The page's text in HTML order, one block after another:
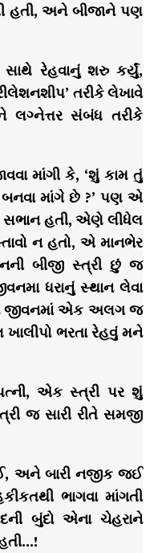
અને બીજાને પણ
રેહવાનું શરુ કર્યું,
તરીકે લેખાવે
સંબંધ તરીકે
માંગી કે, ‘શું કામ તું
બનવા માંગે છે ?’ પણ એ
સભાન હતી, એણે લીધેલ
ન હતો, એ માનભેર
બીજી સ્ત્રી છું જ
ધરાનું સ્થાન લેવા
જીવનમાં એક અલગ જ
ભરતા રેહવું મને
એક સ્ત્રી પર શું
જ સારી રીતે સમજી
અને બારી નજીક જઈ
ભાગવા માંગતી
બુંદો એના ચેહરાને